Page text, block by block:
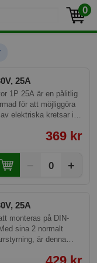
0
25A
1P 25A är en pålitlig
för att möjliggöra
elektriska kretsar i
den utmärkt för
inom
369 kr
0 +
25A
monteras på DIN-
sina 2 normalt
är denna
kompatibel med